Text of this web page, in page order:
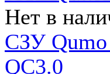
Нет в
СЗУ Qumo
QC3.0